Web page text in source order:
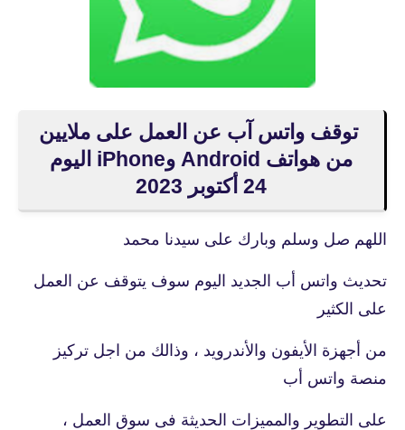
توقف واتس آب عن العمل على ملايين
من هواتف Android وiPhone اليوم
24 أكتوبر 2023
اللهم صل وسلم وبارك على سيدنا محمد
تحديث واتس أب الجديد اليوم سوف يتوقف عن العمل
على الكثير
من أجهزة الأيفون والأندرويد ، وذالك من اجل تركيز
منصة واتس أب
على التطوير والمميزات الحديثة فى سوق العمل ،